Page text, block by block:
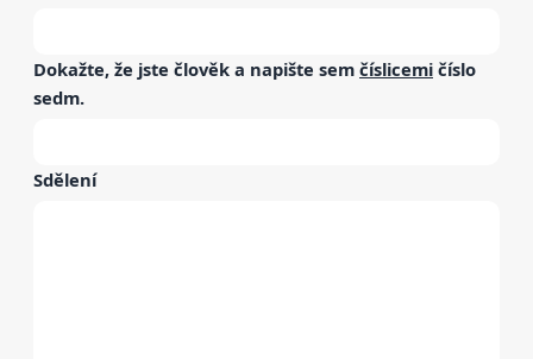
Dokažte, že jste člověk a napište sem číslicemi číslo
sedm.
Sdělení